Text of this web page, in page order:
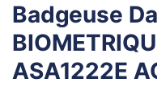
Badgeuse
ASA1222E